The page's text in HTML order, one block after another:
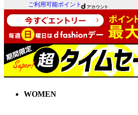
ご利用可能ポイント
WOMEN